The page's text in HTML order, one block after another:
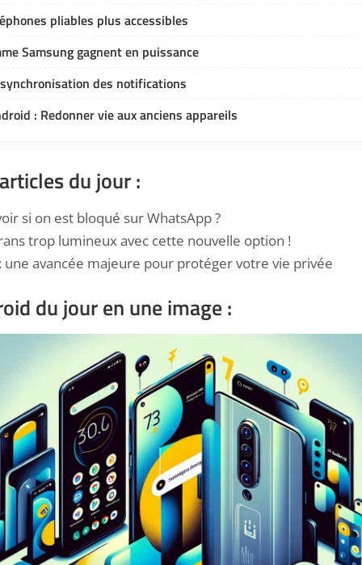
pliables plus accessibles
Samsung gagnent en puissance
des notifications
: Redonner vie aux anciens appareils
du jour :
si on est bloqué sur WhatsApp ?
trop lumineux avec cette nouvelle option !
une avancée majeure pour protéger votre vie privée
du jour en une image :